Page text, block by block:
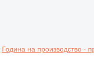
Година на производство -